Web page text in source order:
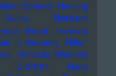
Schmidt Henning
Herbert
Brood
Hermeto
in Germany
Hitler
Honolulu Mountain
Lichter
Horst